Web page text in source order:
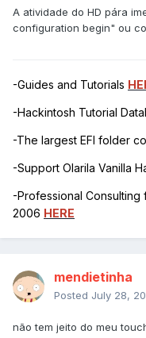
A atividade do HD pára
configuration begin" ou
-Guides and Tutorials
-Hackintosh Tutorial
-The largest EFI folder
-Support Olarila Vanilla
-Professional Consulting
2006 HERE
mendietinha
Posted July 28,
não tem jeito do meu